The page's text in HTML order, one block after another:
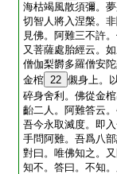
海枯竭風散須彌。
切智人將入涅槃。
見佛。阿難三不許
又菩薩處胎經云。
僧伽梨欝多羅僧安
金棺 22 儭身上。
碎身舍利。佛從金
齝二人。阿難答云
吾今永取滅度。即
手問阿難。吾爲八
對曰。唯佛知之。
知不。答曰。不知